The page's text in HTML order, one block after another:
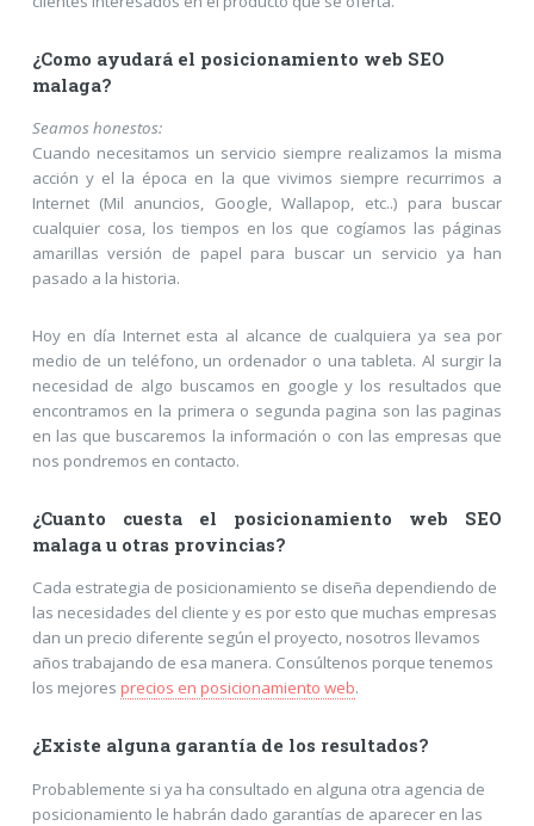
¿Como ayudará el posicionamiento web SEO
malaga?
Seamos honestos:
Cuando necesitamos un servicio siempre realizamos la misma
acción y el la época en la que vivimos siempre recurrimos a
Internet (Mil anuncios, Google, Wallapop, etc..) para buscar
cualquier cosa, los tiempos en los que cogíamos las páginas
amarillas versión de papel para buscar un servicio ya han
pasado a la historia.
Hoy en día Internet esta al alcance de cualquiera ya sea por
medio de un teléfono, un ordenador o una tableta. Al surgir la
necesidad de algo buscamos en google y los resultados que
encontramos en la primera o segunda pagina son las paginas
en las que buscaremos la información o con las empresas que
nos pondremos en contacto.
¿Cuanto cuesta el posicionamiento web SEO
malaga u otras provincias?
Cada estrategia de posicionamiento se diseña dependiendo de
las necesidades del cliente y es por esto que muchas empresas
dan un precio diferente según el proyecto, nosotros llevamos
años trabajando de esa manera. Consúltenos porque tenemos
los mejores precios en posicionamiento web.
¿Existe alguna garantía de los resultados?
Probablemente si ya ha consultado en alguna otra agencia de
posicionamiento le habrán dado garantías de aparecer en las